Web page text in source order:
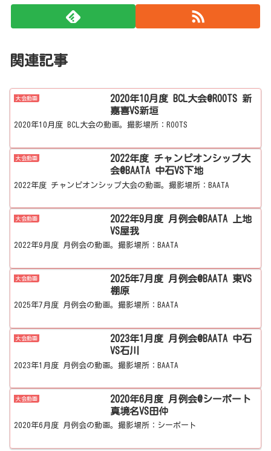
関連記事
大会動画
2020年10月度 BCL大会@ROOTS 新
嘉喜VS新垣
2020年10月度 BCL大会の動画。撮影場所：ROOTS
大会動画
2022年度 チャンピオンシップ大
会@BAATA 中石VS下地
2022年度 チャンピオンシップ大会の動画。撮影場所：BAATA
大会動画
2022年9月度 月例会@BAATA 上地
VS屋我
2022年9月度 月例会の動画。撮影場所：BAATA
大会動画
2025年7月度 月例会@BAATA 東VS
棚原
2025年7月度 月例会の動画。撮影場所：BAATA
大会動画
2023年1月度 月例会@BAATA 中石
VS石川
2023年1月度 月例会の動画。撮影場所：BAATA
大会動画
2020年6月度 月例会@シーポート
真境名VS田仲
2020年6月度 月例会の動画。撮影場所：シーポート